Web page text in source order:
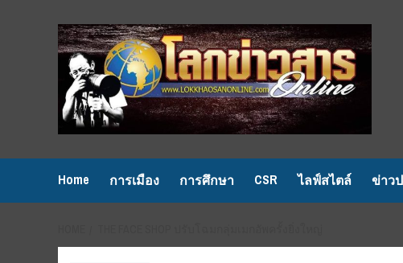
Home การเมือง การศึกษา CSR ไลฟ์สไตล์ ข่าว